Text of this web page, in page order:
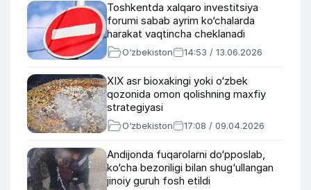
Toshkentda xalqaro investitsiya
forumi sabab ayrim ko‘chalarda
harakat vaqtincha cheklanadi
O‘zbekiston 14:53 / 13.06.2026
XIX asr bioxakingi yoki o‘zbek
qozonida omon qolishning maxfiy
strategiyasi
O‘zbekiston 17:08 / 09.04.2026
Andijonda fuqarolarni do‘pposlab,
ko‘cha bezoriligi bilan shug‘ullangan
jinoiy guruh fosh etildi